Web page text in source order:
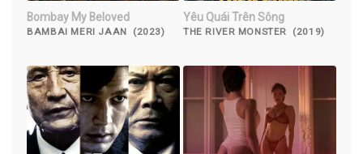
Bombay My Beloved
BAMBAI MERI JAAN (2023)
Yêu Quái Trên Sông
THE RIVER MONSTER (2019)